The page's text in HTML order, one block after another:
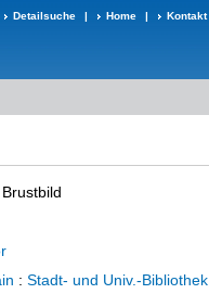
Detailsuche | Home | Kontakt
: Stadt- und Univ.-Bibliothek